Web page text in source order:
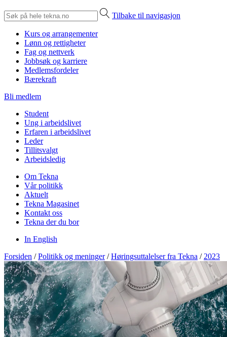
Tilbake til navigasjon
Kurs og arrangementer
Lønn og rettigheter
Fag og nettverk
Jobbsøk og karriere
Medlemsfordeler
Bærekraft
Bli medlem
Student
Ung i arbeidslivet
Erfaren i arbeidslivet
Leder
Tillitsvalgt
Arbeidsledig
Om Tekna
Vår politikk
Aktuelt
Tekna Magasinet
Kontakt oss
Tekna der du bor
In English
Forsiden / Politikk og meninger / Høringsuttalelser fra Tekna / 2023